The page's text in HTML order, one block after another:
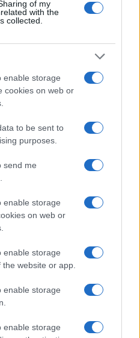
of my
with the
collected.
enable storage
cookies on web or
to be sent to
purposes.
send me
enable storage
on web or
enable storage
website or app.
enable storage
enable storage